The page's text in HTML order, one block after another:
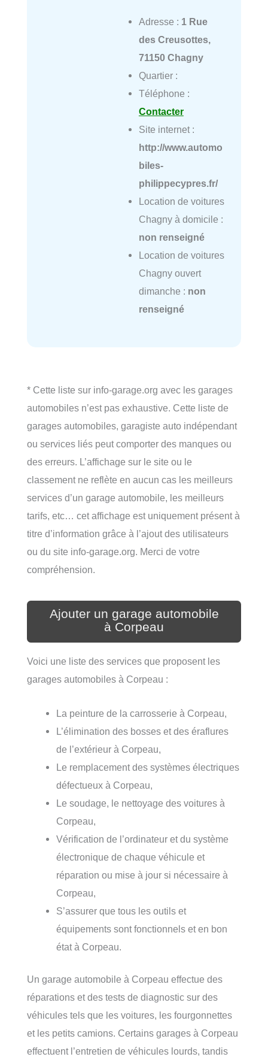
Adresse : 1 Rue
des Creusottes,
71150 Chagny
Quartier :
Téléphone :
Contacter
Site internet :
http://www.automo
biles-
philippecypres.fr/
Location de voitures
Chagny à domicile :
non renseigné
Location de voitures
Chagny ouvert
dimanche : non
renseigné
* Cette liste sur info-garage.org avec les garages
automobiles n’est pas exhaustive. Cette liste de
garages automobiles, garagiste auto indépendant
ou services liés peut comporter des manques ou
des erreurs. L’affichage sur le site ou le
classement ne reflète en aucun cas les meilleurs
services d’un garage automobile, les meilleurs
tarifs, etc… cet affichage est uniquement présent à
titre d’information grâce à l’ajout des utilisateurs
ou du site info-garage.org. Merci de votre
compréhension.
Ajouter un garage automobile
à Corpeau
Voici une liste des services que proposent les
garages automobiles à Corpeau :
La peinture de la carrosserie à Corpeau,
L’élimination des bosses et des éraflures
de l’extérieur à Corpeau,
Le remplacement des systèmes électriques
défectueux à Corpeau,
Le soudage, le nettoyage des voitures à
Corpeau,
Vérification de l’ordinateur et du système
électronique de chaque véhicule et
réparation ou mise à jour si nécessaire à
Corpeau,
S’assurer que tous les outils et
équipements sont fonctionnels et en bon
état à Corpeau.
Un garage automobile à Corpeau effectue des
réparations et des tests de diagnostic sur des
véhicules tels que les voitures, les fourgonnettes
et les petits camions. Certains garages à Corpeau
effectuent l’entretien de véhicules lourds, tandis